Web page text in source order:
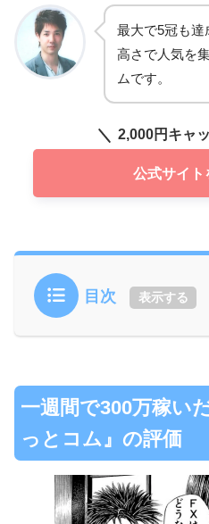
最大で5冠も
高さで人気を
ムです。
2,000円キャ
公式サイト
目次 表示する
一週間で300万稼い
っとコム』の評価